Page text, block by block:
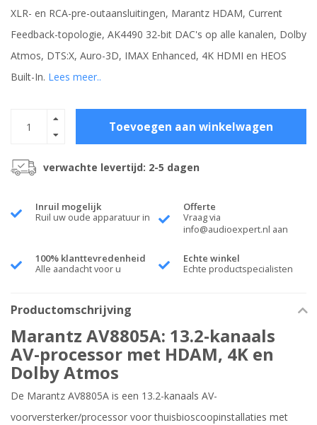
XLR- en RCA-pre-outaansluitingen, Marantz HDAM, Current
Feedback-topologie, AK4490 32-bit DAC's op alle kanalen, Dolby
Atmos, DTS:X, Auro-3D, IMAX Enhanced, 4K HDMI en HEOS
Built-In. Lees meer..
Toevoegen aan winkelwagen
verwachte levertijd: 2-5 dagen
Inruil mogelijk
Ruil uw oude apparatuur in
Offerte
Vraag via
info@audioexpert.nl aan
100% klanttevredenheid
Alle aandacht voor u
Echte winkel
Echte productspecialisten
Productomschrijving
Marantz AV8805A: 13.2-kanaals
AV-processor met HDAM, 4K en
Dolby Atmos
De Marantz AV8805A is een 13.2-kanaals AV-
voorversterker/processor voor thuisbioscoopinstallaties met